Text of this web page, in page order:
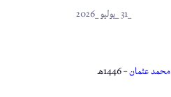
محمد عثمان– 1446هـ